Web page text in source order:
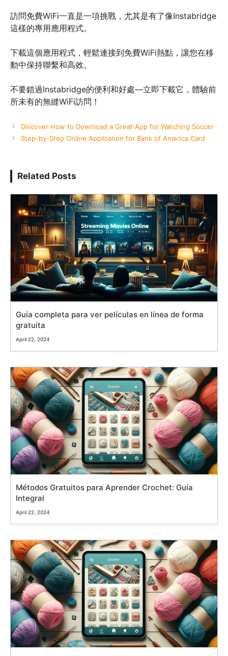
訪問免費WiFi一直是一項挑戰，尤其是有了像Instabridge
這樣的專用應用程式。
下載這個應用程式，輕鬆連接到免費WiFi熱點，讓您在移
動中保持聯繫和高效。
不要錯過Instabridge的便利和好處—立即下載它，體驗前
所未有的無縫WiFi訪問！
Discover How to Download a Great App for Watching Soccer
Step-by-Step Online Application for Bank of America Card
Related Posts
Guía completa para ver películas en línea de forma
gratuita
April 22, 2024
Métodos Gratuitos para Aprender Crochet: Guía
Integral
April 22, 2024